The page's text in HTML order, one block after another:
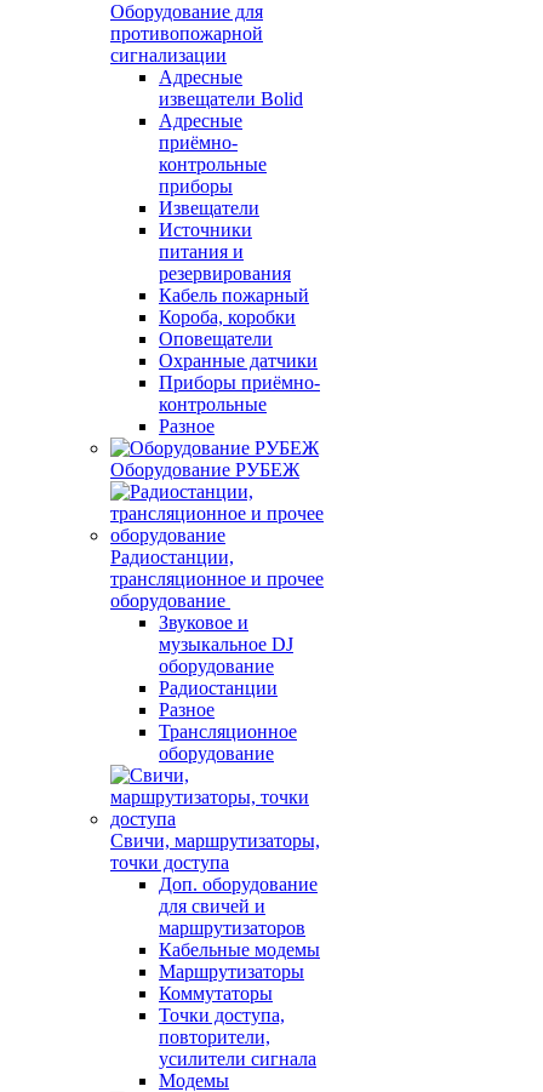
Оборудование для
противопожарной
сигнализации
Адресные
извещатели Bolid
Адресные
приёмно-
контрольные
приборы
Извещатели
Источники
питания и
резервирования
Кабель пожарный
Короба, коробки
Оповещатели
Охранные датчики
Приборы приёмно-
контрольные
Разное
Оборудование РУБЕЖ
Радиостанции,
трансляционное и прочее
оборудование
Звуковое и
музыкальное DJ
оборудование
Радиостанции
Разное
Трансляционное
оборудование
Свичи, маршрутизаторы,
точки доступа
Доп. оборудование
для свичей и
маршрутизаторов
Кабельные модемы
Маршрутизаторы
Коммутаторы
Точки доступа,
повторители,
усилители сигнала
Модемы